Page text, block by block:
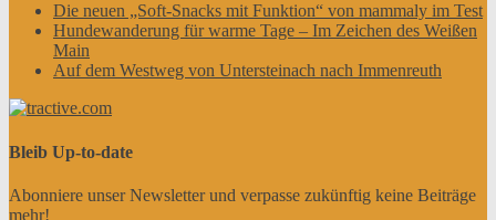
Die neuen „Soft-Snacks mit Funktion“ von mammaly im Test
Hundewanderung für warme Tage – Im Zeichen des Weißen
Main
Auf dem Westweg von Untersteinach nach Immenreuth
Bleib Up-to-date
Abonniere unser Newsletter und verpasse zukünftig keine Beiträge
mehr!